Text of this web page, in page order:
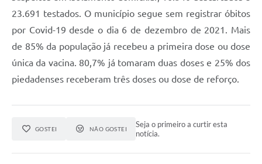
23.691 testados. O município segue sem registrar óbitos
por Covid-19 desde o dia 6 de dezembro de 2021. Mais
de 85% da população já recebeu a primeira dose ou dose
única da vacina. 80,7% já tomaram duas doses e 25% dos
piedadenses receberam três doses ou dose de reforço.
GOSTEI NÃO GOSTEI
Seja o primeiro a curtir esta
notícia.